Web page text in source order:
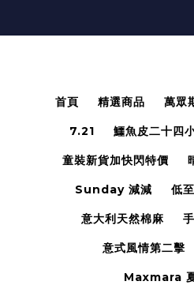
首頁 精選商品 萬眾
7.21 鱷魚皮二十四
童裝新貨加快閃特價
Sunday 減減 低
意大利天然棉麻
意式風情第二擊
Maxmara